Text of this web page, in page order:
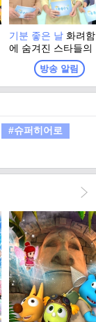
기분 좋은 날화려
에 숨겨진 스타들의
솔한 이야기와 이색
소에서 펼쳐지는 스
들의 특별한 체험.
이 함께하는 명강의
생활에 유익한 다양
방송 알림
#슈퍼히어로